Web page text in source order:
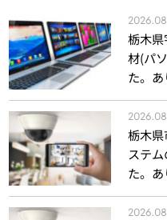
栃木
材(パ
た。あ
栃木
ステ
た。あ